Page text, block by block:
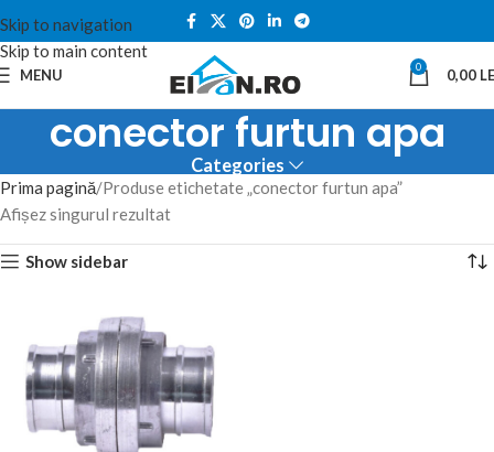
Skip to navigation
Skip to main content
MENU 0 0,00
conector furtun apa
Categories
Prima pagină Produse etichetate „conector furtun apa”
Afișez singurul rezultat
Show sidebar